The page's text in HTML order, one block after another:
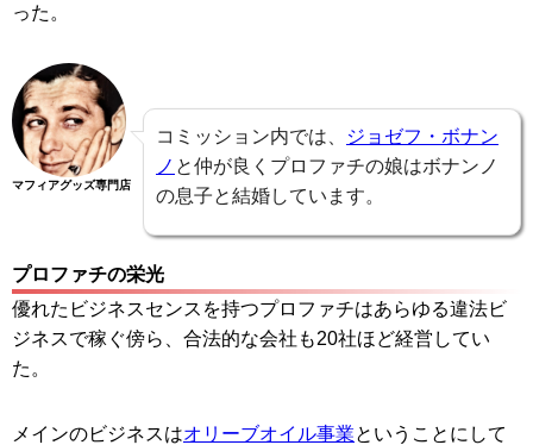
った。
マフィアグッズ専門店
コミッション内では、
ジョゼフ・ボナン
ノ と仲が良くプロファチの娘はボナンノ
の息子と結婚しています。
プロファチの栄光
優れたビジネスセンスを持つプロファチはあらゆる違法ビ
ジネスで稼ぐ傍ら、合法的な会社も20社ほど経営してい
た。
メインのビジネスはオリーブオイル事業ということにして